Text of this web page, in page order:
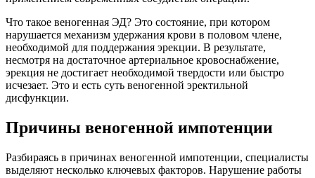
Что такое веногенная ЭД? Это состояние, при котором
нарушается механизм удержания крови в половом члене,
необходимой для поддержания эрекции. В результате,
несмотря на достаточное артериальное кровоснабжение,
эрекция не достигает необходимой твердости или быстро
исчезает. Это и есть суть веногенной эректильной
дисфункции.
Причины веногенной импотенции
Разбираясь в причинах веногенной импотенции, специалисты
выделяют несколько ключевых факторов. Нарушение работы